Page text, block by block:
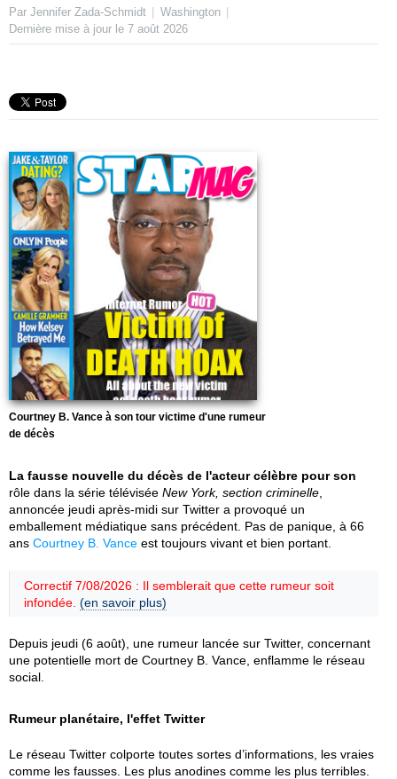
Par Jennifer Zada-Schmidt
Washington
Dernière mise à jour le 7 août 2026
Courtney B. Vance à son tour victime d'une rumeur
de décès
La fausse nouvelle du décès de l'acteur célèbre pour son
rôle dans la série télévisée New York, section criminelle
annoncée jeudi après-midi sur Twitter a provoqué un
emballement médiatique sans précédent. Pas de panique, à 66
ans Courtney B. Vance est toujours vivant et bien portant.
Correctif 7/08/2026 : Il semblerait que cette rumeur soit
infondée. (en savoir plus)
Depuis jeudi (6 août), une rumeur lancée sur Twitter, concernant
une potentielle mort de Courtney B. Vance, enflamme le réseau
social.
Rumeur planétaire, l'effet Twitter
Le réseau Twitter colporte toutes sortes d’informations, les vraies
comme les fausses. Les plus anodines comme les plus terribles.